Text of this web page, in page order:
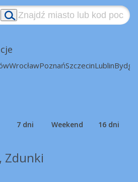
WrocławPoznańSzczecinLublin
7 dni Weekend 16 dni
Zdunki